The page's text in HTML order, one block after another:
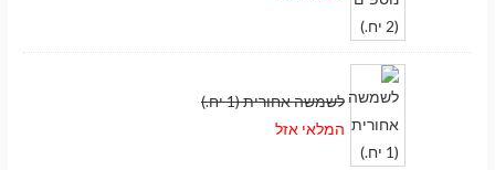
לשמשה אחורית (1 יח.)
המלאי אזל